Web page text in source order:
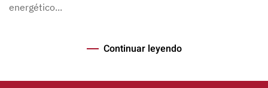
energético...
Continuar leyendo